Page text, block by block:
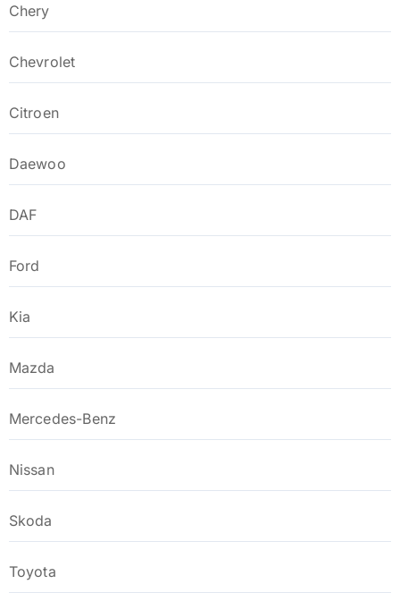
Chery
Chevrolet
Citroen
Daewoo
DAF
Ford
Kia
Mazda
Mercedes-Benz
Nissan
Skoda
Toyota